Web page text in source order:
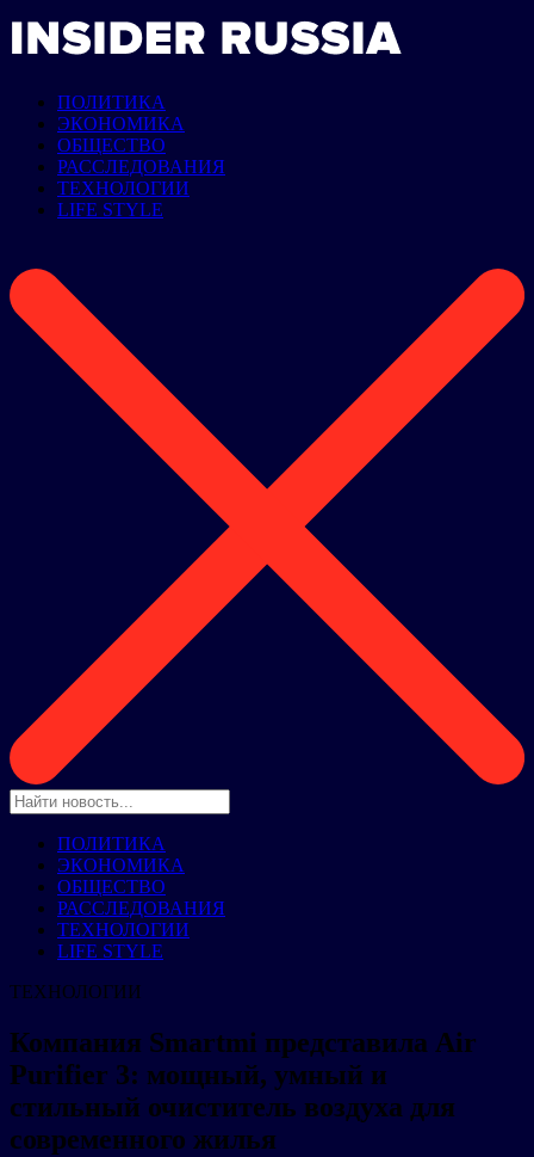
ПОЛИТИКА
ЭКОНОМИКА
ОБЩЕСТВО
РАССЛЕДОВАНИЯ
ТЕХНОЛОГИИ
LIFE STYLE
ПОЛИТИКА
ЭКОНОМИКА
ОБЩЕСТВО
РАССЛЕДОВАНИЯ
ТЕХНОЛОГИИ
LIFE STYLE
ТЕХНОЛОГИИ
Компания Smartmi представила Air
Purifier 3: мощный, умный и
стильный очиститель воздуха для
современного жилья